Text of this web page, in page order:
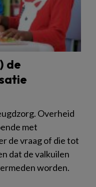
de
Overheid
met
de vraag of die tot
dat de valkuilen
worden.